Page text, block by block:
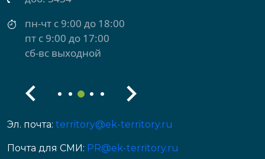
пн-чт с 9:00 до 18:00
пт с 9:00 до 17:00
сб-вс выходной
Эл. почта: territory@ek-territory.ru
Почта для СМИ: PR@ek-territory.ru